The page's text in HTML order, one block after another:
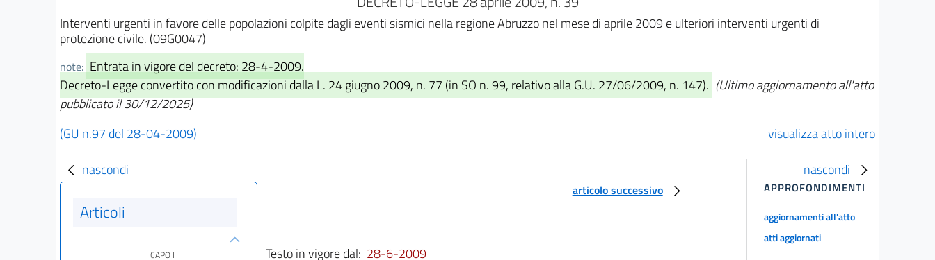
Interventi urgenti in favore delle popolazioni colpite dagli eventi sismici nella regione Abruzzo nel mese di aprile 2009 e ulteriori interventi urgenti di
protezione civile. (09G0047)
note: Entrata in vigore del decreto: 28-4-2009.
Decreto-Legge convertito con modificazioni dalla L. 24 giugno 2009, n. 77 (in SO n. 99, relativo alla G.U. 27/06/2009, n. 147). (Ultimo aggiornamento all'atto
pubblicato il 30/12/2025)
(GU n.97 del 28-04-2009)
visualizza atto intero
nascondi
Articoli
CAPO I
articolo successivo
Testo in vigore dal: 28-6-2009
nascondi
APPROFONDIMENTI
aggiornamenti all'atto
atti aggiornati